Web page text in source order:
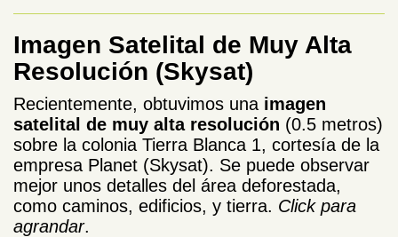
Imagen Satelital de Muy Alta
Resolución (Skysat)
Recientemente, obtuvimos una imagen
satelital de muy alta resolución (0.5 metros)
sobre la colonia Tierra Blanca 1, cortesía de la
empresa Planet (Skysat). Se puede observar
mejor unos detalles del área deforestada,
como caminos, edificios, y tierra. Click para
agrandar.